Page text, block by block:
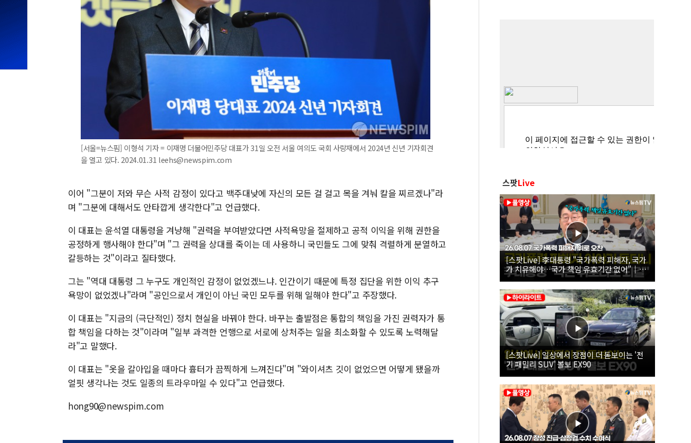
[서울=뉴스핌] 이형석 기자 = 이재명 더불어민주당 대표가 31일 오전 서울 여의도 국회 사랑재에서 2024년 신년 기자회견
을 열고 있다. 2024.01.31 leehs@newspim.com
이어 "그분이 저와 무슨 사적 감정이 있다고 백주대낮에 자신의 모든 걸 걸고 목을 겨눠 칼을 찌르겠나"라
며 "그분에 대해서도 안타깝게 생각한다"고 언급했다.
이 대표는 윤석열 대통령을 겨냥해 "권력을 부여받았다면 사적욕망을 절제하고 공적 이익을 위해 권한을
공정하게 행사해야 한다"며 "그 권력을 상대를 죽이는 데 사용하니 국민들도 그에 맞춰 격렬하게 분열하고
갈등하는 것"이라고 질타했다.
그는 "역대 대통령 그 누구도 개인적인 감정이 없었겠느냐. 인간이기 때문에 특정 집단을 위한 이익 추구
욕망이 없었겠나"라며 "공인으로서 개인이 아닌 국민 모두를 위해 일해야 한다"고 주장했다.
이 대표는 "지금의 (극단적인) 정치 현실을 바꿔야 한다. 바꾸는 출발점은 통합의 책임을 가진 권력자가 통
합 책임을 다하는 것"이라며 "일부 과격한 언행으로 서로에 상처주는 일을 최소화할 수 있도록 노력해달
라"고 말했다.
이 대표는 "옷을 갈아입을 때마다 흉터가 끔찍하게 느껴진다"며 "와이셔츠 깃이 없었으면 어떻게 됐을까
얼핏 생각나는 것도 일종의 트라우마일 수 있다"고 언급했다.
hong90@newspim.com
스팟Live
[스팟Live] 李대통령 "국가폭력 피해자, 국가
가 치유해야…국가 책임 유효기간 없어"｜
26.08.07 국가폭력 피해자 위로 오찬
[스팟Live] 일상에서 장점이 더 돋보이는 '전
기 패밀리 SUV' 볼보 EX90